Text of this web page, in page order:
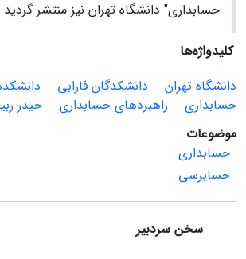
حسابداری" دانشگاه تهران نیز منتشر گردید.
کلیدواژه‌ها
دانشگاه تهران
دانشکدگان فارابی
حسابداری
راهبردهای حسابداری
حیدر
موضوعات
حسابداری
حسابرسی
سخن سردبیر